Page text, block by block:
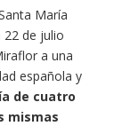
María
22 de julio
a una
española y
de cuatro
mismas